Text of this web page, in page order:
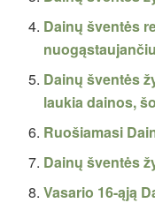
Dainų šventės
Dainų šventės
laukia dainos,
Ruošiamasi
Dainų šventės
Vasario 16-ąją